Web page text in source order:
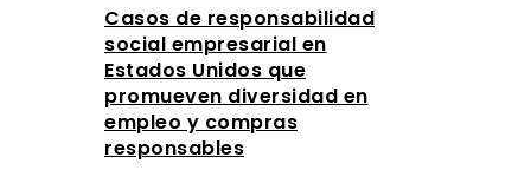
Casos de responsabilidad
social empresarial en
Estados Unidos que
promueven diversidad en
empleo y compras
responsables